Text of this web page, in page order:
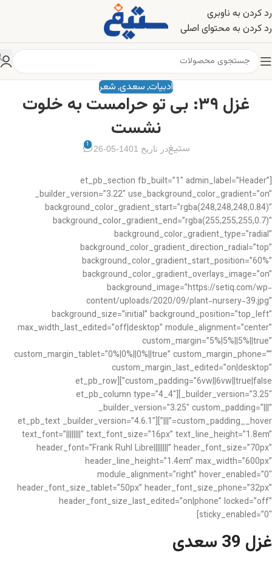
رد کردن به ناوبری
رد کردن به محتوای اصلی
ادبیات, سعدی, شعر
غزل ۳۹: بی تو حرامست به خلوت
نشست
ستیغدر تاریخ 1401-05-26 1
[et_pb_section fb_built=”1″ admin_label=”Header”
_builder_version=”3.22″ use_background_color_gradient=”on”
background_color_gradient_start=”rgba(248,248,248,0.84)”
background_color_gradient_end=”rgba(255,255,255,0.7)”
background_color_gradient_type=”radial”
background_color_gradient_direction_radial=”top”
background_color_gradient_start_position=”60%”
background_color_gradient_overlays_image=”on”
background_image=”https://setiq.com/wp-
content/uploads/2020/09/plant-nursery-39.jpg”
background_size=”initial” background_position=”top_left”
max_width_last_edited=”off|desktop” module_alignment=”center”
custom_margin=”5%|5%||5%||true”
custom_margin_tablet=”0%|0%||0%||true” custom_margin_phone=””
custom_margin_last_edited=”on|desktop”
custom_padding=”6vw||6vw||true|false”][et_pb_row
_builder_version=”3.25″][et_pb_column type=”4_4″
_builder_version=”3.25″ custom_padding=”|||”
custom_padding__hover=”|||”][et_pb_text _builder_version=”4.6.1″
text_font=”||||||||” text_font_size=”16px” text_line_height=”1.8em”
header_font=”Frank Ruhl Libre||||||||” header_font_size=”70px”
header_line_height=”1.4em” max_width=”600px”
module_alignment=”right” hover_enabled=”0″
header_font_size_tablet=”50px” header_font_size_phone=”32px”
header_font_size_last_edited=”on|phone” locked=”off”
sticky_enabled=”0″]
غزل 39 سعدی